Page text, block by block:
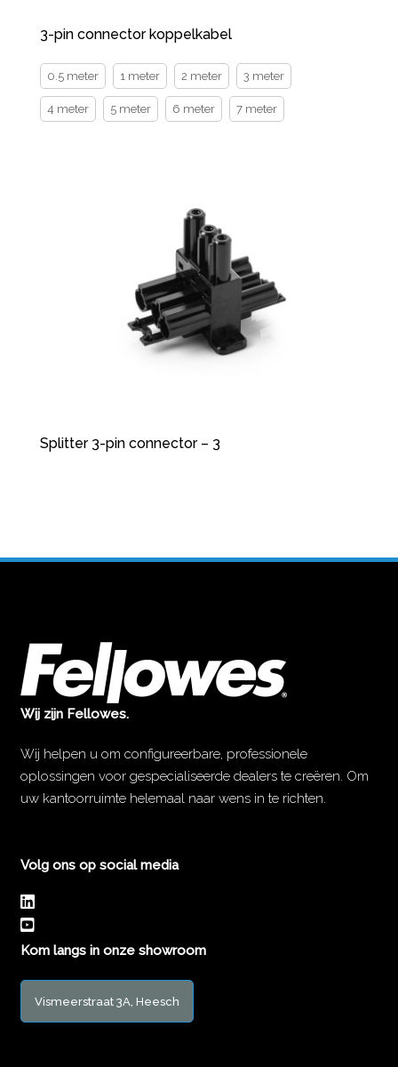
3-pin connector koppelkabel
0.5 meter 1 meter 2 meter 3 meter
4 meter 5 meter 6 meter 7 meter
Splitter 3-pin connector – 3
Wij zijn Fellowes.
Wij helpen u om configureerbare, professionele
oplossingen voor gespecialiseerde dealers te creëren. Om
uw kantoorruimte helemaal naar wens in te richten.
Volg ons op social media
Kom langs in onze showroom
Vismeerstraat 3A, Heesch